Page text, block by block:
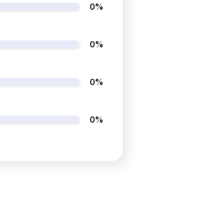
0%
0%
0%
0%